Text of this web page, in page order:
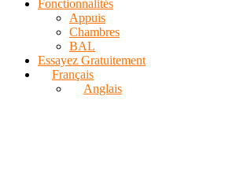
Fonctionnalités
Appuis
Chambres
BAL
Essayez Gratuitement
Français
Anglais